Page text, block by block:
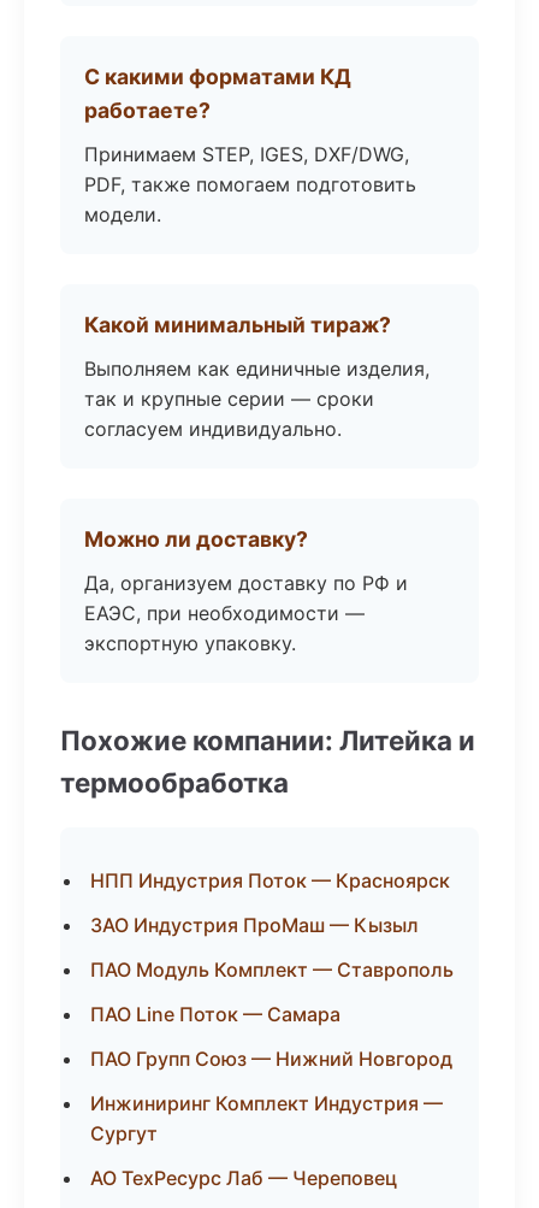
С какими форматами КД
работаете?
Принимаем STEP, IGES, DXF/DWG,
PDF, также помогаем подготовить
модели.
Какой минимальный тираж?
Выполняем как единичные изделия,
так и крупные серии — сроки
согласуем индивидуально.
Можно ли доставку?
Да, организуем доставку по РФ и
ЕАЭС, при необходимости —
экспортную упаковку.
Похожие компании: Литейка и
термообработка
НПП Индустрия Поток — Красноярск
ЗАО Индустрия ПроМаш — Кызыл
ПАО Модуль Комплект — Ставрополь
ПАО Line Поток — Самара
ПАО Групп Союз — Нижний Новгород
Инжиниринг Комплект Индустрия —
Сургут
АО ТехРесурс Лаб — Череповец